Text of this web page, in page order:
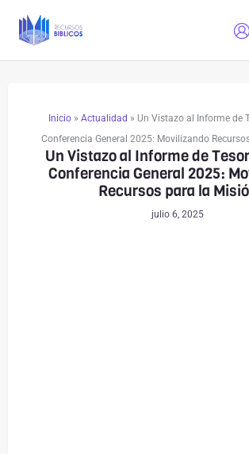
Inicio » Actualidad » Un Vistazo al Informe de
Conferencia General 2025: Movilizando
Un Vistazo al Informe de
Conferencia General 2025:
Recursos para la
julio 6, 2025